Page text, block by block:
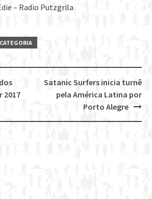
– Radio Putzgrila
Satanic Surfers inicia turnê
pela América Latina por
Porto Alegre
2017